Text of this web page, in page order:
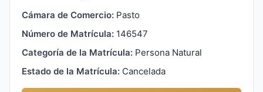
Cámara de Comercio: Pasto
Número de Matrícula: 146547
Categoría de la Matrícula: Persona Natural
Estado de la Matrícula: Cancelada